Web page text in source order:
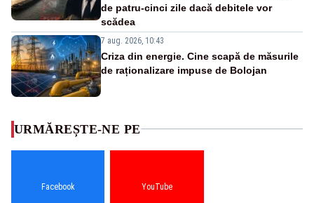
de patru-cinci zile dacă debitele vor
scădea
7 aug. 2026, 10:43
Criza din energie. Cine scapă de măsurile
de raționalizare impuse de Bolojan
URMĂREȘTE-NE PE
Facebook YouTube